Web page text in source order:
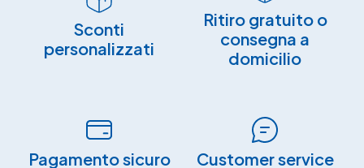
Sconti
personalizzati
Ritiro gratuito o
consegna a
domicilio
Pagamento sicuro​ Customer service